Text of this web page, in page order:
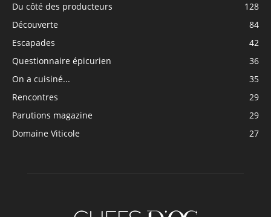
Du côté des producteurs
128
Découverte
84
Escapades
42
Questionnaire épicurien
36
On a cuisiné...
35
Rencontres
29
Parutions magazine
29
Domaine Viticole
27